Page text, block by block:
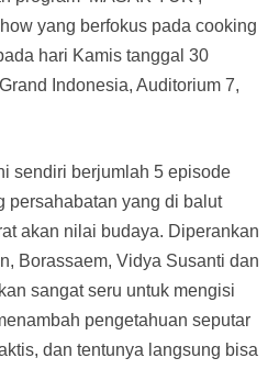
yang berfokus pada cooking
hari Kamis tanggal 30
Indonesia, Auditorium 7,
sendiri berjumlah 5 episode
persahabatan yang di balut
akan nilai budaya. Diperankan
Borassaem, Vidya Susanti dan
sangat seru untuk mengisi
pengetahuan seputar
dan tentunya langsung bisa